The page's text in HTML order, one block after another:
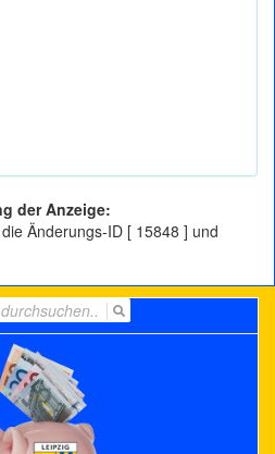
der Anzeige:
Änderungs-ID [ 15848 ] und